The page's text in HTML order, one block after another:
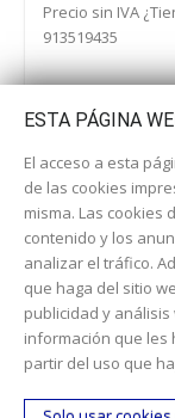
Precio sin IVA
913519435
Dirección:c/
Email:contacta
ESTA PÁGINA
El acceso a esta
de las cookies
misma. Las cookies
contenido y los
analizar el tráfico.
que haga del sitio
publicidad y
información que les
partir del uso que